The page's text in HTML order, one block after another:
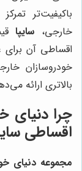
باکیفیت‌تر
خارجی، سایپا
اقساطی آن
خودروسازان
بالاتری ارائه
چرادنیای
اقساطی
مجموعه دنیای